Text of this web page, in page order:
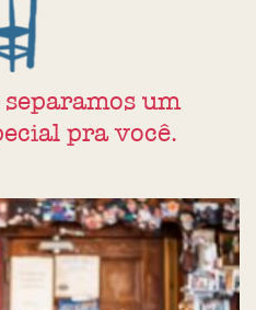
separamos um
pra você.